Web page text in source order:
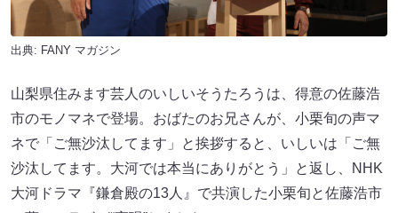
出典: FANY マガジン
山梨県住みます芸人のいしいそうたろうは、得意の佐藤浩
市のモノマネで登場。おばたのお兄さんが、小栗旬の声マ
ネで「ご無沙汰してます」と挨拶すると、いしいは「ご無
沙汰してます。大河では本当にありがとう」と返し、NHK
大河ドラマ『鎌倉殿の13人』で共演した小栗旬と佐藤浩市